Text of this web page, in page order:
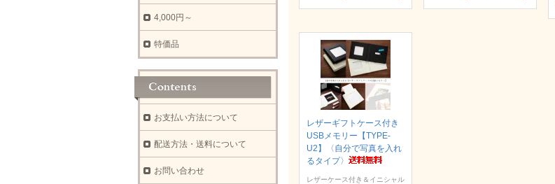
レザーギフトケース付き
USBメモリー【TYPE-
U2】〈自分で写真を入れ
るタイプ〉
レザーケース付き＆イニシャル
4,000円～
特価品
お支払い方法について
配送方法・送料について
お問い合わせ